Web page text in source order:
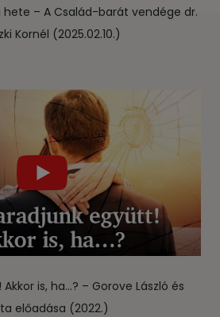
hete – A Család-barát vendége dr.
Kornél (2025.02.10.)
is, ha…? – Gorove László és
előadása (2022.)